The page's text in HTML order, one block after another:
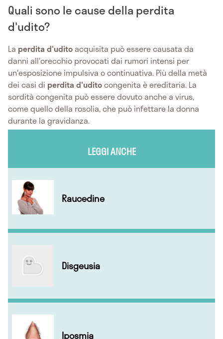
Quali sono le cause della perdita
d'udito?
La perdita d'udito acquisita può essere causata da
danni all'orecchio provocati dai rumori intensi per
un'esposizione impulsiva o continuativa. Più della metà
dei casi di perdita d'uditocongenita è ereditaria. La
sordità congenita può essere dovuto anche a virus,
come quello della rosolia, che può infettare la donna
durante la gravidanza.
LEGGI ANCHE
Raucedine
Disgeusia
Iposmia